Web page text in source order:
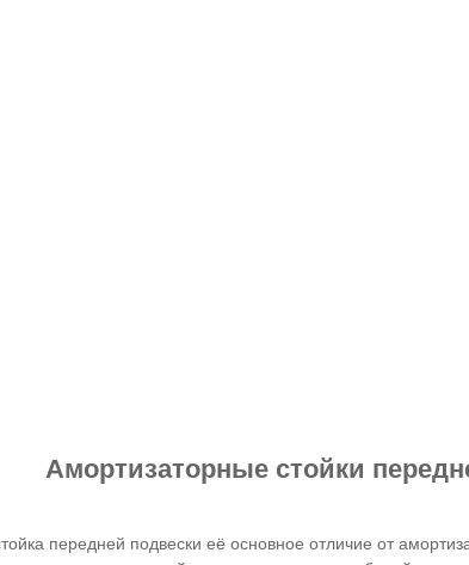
Амортизаторные стойки
передней подвески её основное отличие от